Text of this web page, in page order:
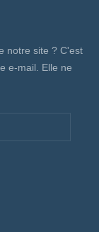
notre site ? C'est
e-mail. Elle ne